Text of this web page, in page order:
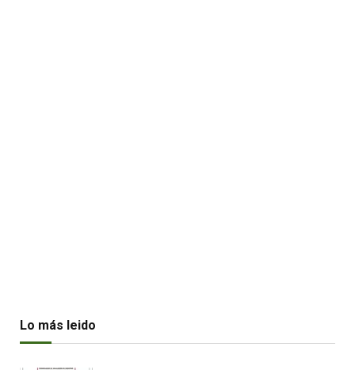
Lo más leido